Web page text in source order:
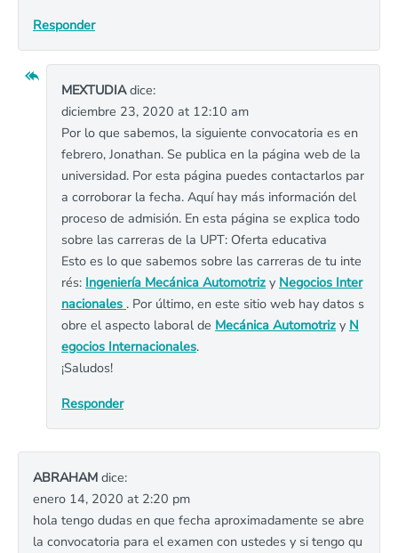
Responder
MEXTUDIAdice:
diciembre 23, 2020 at 12:10 am
Por lo que sabemos, la siguiente convocatoria es en
febrero, Jonathan. Se publica en la página web de la
universidad. Por esta página puedes contactarlos par
a corroborar la fecha. Aquí hay más información del
proceso de admisión. En esta página se explica todo
sobre las carreras de la UPT: Oferta educativa
Esto es lo que sabemos sobre las carreras de tu inte
rés: Ingeniería Mecánica Automotriz y Negocios Inter
nacionales . Por último, en este sitio web hay datos s
obre el aspecto laboral de Mecánica Automotriz y N
egocios Internacionales.
¡Saludos!
Responder
ABRAHAM dice:
enero 14, 2020 at 2:20 pm
hola tengo dudas en que fecha aproximadamente se abre
la convocatoria para el examen con ustedes y si tengo qu